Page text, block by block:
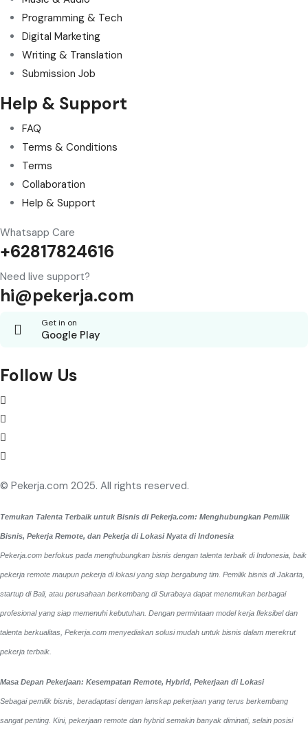
Programming & Tech
Digital Marketing
Writing & Translation
Submission Job
Help & Support
FAQ
Terms & Conditions
Terms
Collaboration
Help & Support
Whatsapp Care
+62817824616
Need live support?
hi@pekerja.com
Get in on
Google Play
Follow Us
© Pekerja.com 2025. All rights reserved.
Temukan Talenta Terbaik untuk Bisnis di Pekerja.com: Menghubungkan Pemilik
Bisnis, Pekerja Remote, dan Pekerja di Lokasi Nyata di Indonesia
Pekerja.com berfokus pada menghubungkan bisnis dengan talenta terbaik di Indonesia, baik
pekerja remote maupun pekerja di lokasi yang siap bergabung tim. Pemilik bisnis di Jakarta,
startup di Bali, atau perusahaan berkembang di Surabaya dapat menemukan berbagai
profesional yang siap memenuhi kebutuhan. Dengan permintaan model kerja fleksibel dan
talenta berkualitas, Pekerja.com menyediakan solusi mudah untuk bisnis dalam merekrut
pekerja terbaik.
Masa Depan Pekerjaan: Kesempatan Remote, Hybrid, Pekerjaan di Lokasi
Sebagai pemilik bisnis, beradaptasi dengan lanskap pekerjaan yang terus berkembang
sangat penting. Kini, pekerjaan remote dan hybrid semakin banyak diminati, selain posisi